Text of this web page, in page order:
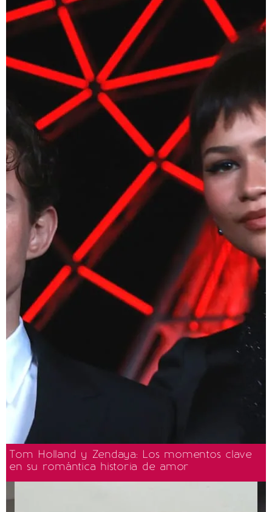
Tom Holland y Zendaya: Los momentos clave
en su romántica historia de amor